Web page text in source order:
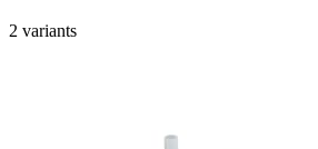
2 variants